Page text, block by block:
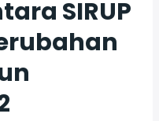
SIRUP